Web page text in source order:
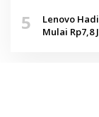
5
Lenovo
Mulai Rp7,8